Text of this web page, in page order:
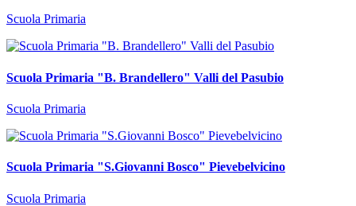
Scuola Primaria
Scuola Primaria "B. Brandellero" Valli del Pasubio
Scuola Primaria
Scuola Primaria "S.Giovanni Bosco" Pievebelvicino
Scuola Primaria